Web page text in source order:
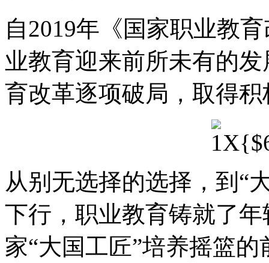
自2019年《国家职业教
业教育迎来前所未有的
育改革逐项破局，取得
从别无选择的选择，到“
下行，职业教育铸就了
家“大国工匠”培养摇篮的